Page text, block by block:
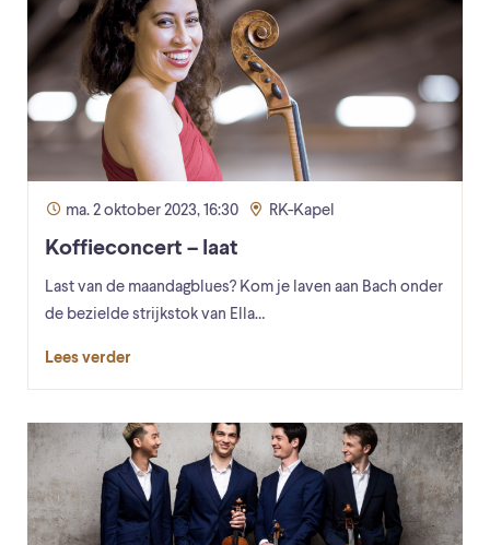
ma. 2 oktober 2023, 16:30 RK-Kapel
Koffieconcert – laat
Last van de maandagblues? Kom je laven aan Bach onder
de bezielde strijkstok van Ella…
Lees verder